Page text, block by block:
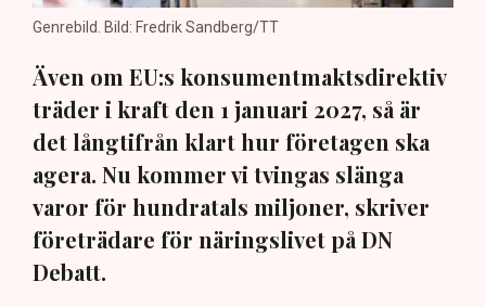
Genrebild. Bild: Fredrik Sandberg/TT
Även om EU:s konsumentmaktsdirektiv
träder i kraft den 1 januari 2027, så är
det långtifrån klart hur företagen ska
agera. Nu kommer vi tvingas slänga
varor för hundratals miljoner, skriver
företrädare för näringslivet på DN
Debatt.